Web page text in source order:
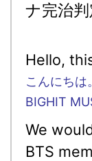
ナ完治
Hello,
こんにちは。
BIGHIT
We
BTS